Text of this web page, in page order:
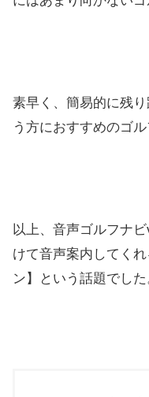
素早く、簡易的に残
う方におすすめのゴル
以上、音声ゴルフナ
けて音声案内してく
ン】という話題でした